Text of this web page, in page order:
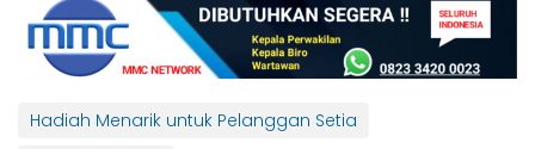
Hadiah Menarik untuk Pelanggan Setia